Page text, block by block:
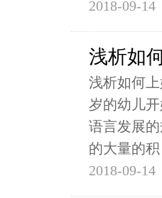
2018-09-14
浅析如
浅析如何
岁的幼儿
语言发展
的大量的积
2018-09-14